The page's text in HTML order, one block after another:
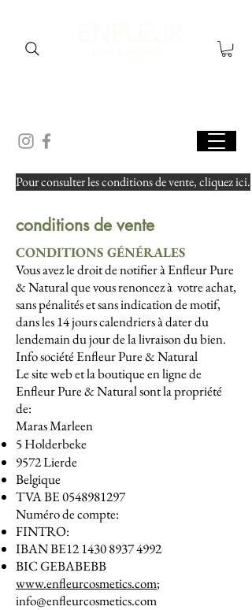
Pour consulter les conditions de vente, cliquez ici.
conditions de vente
CONDITIONS GÉNÉRALES
Vous avez le droit de notifier à Enfleur Pure
& Natural que vous renoncez à votre achat,
sans pénalités et sans indication de motif,
dans les 14 jours calendriers à dater du
lendemain du jour de la livraison du bien.
Info société Enfleur Pure & Natural
Le site web et la boutique en ligne de
Enfleur Pure & Natural sont la propriété
de:
Maras Marleen
5 Holderbeke
9572 Lierde
Belgique
TVA BE0548981297
Numéro de compte:
FINTRO:
IBAN BE121430 8937 4992
BIC GEBABEBB
www.enfleurcosmetics.com;
info@enfleurcosmetics.com